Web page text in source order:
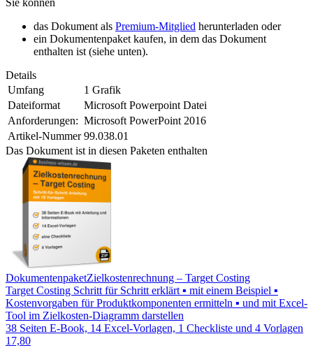
Sie können
das Dokument als Premium-Mitglied herunterladen oder
ein Dokumentenpaket kaufen, in dem das Dokument
enthalten ist (siehe unten).
Details
Umfang
1 Grafik
Dateiformat
Microsoft Powerpoint Datei
Anforderungen: Microsoft PowerPoint 2016
Artikel-Nummer 99.038.01
Das Dokument ist in diesen Paketen enthalten
DokumentenpaketZielkostenrechnung – Target Costing
Target Costing Schritt für Schritt erklärt ▪ mit einem Beispiel ▪
Kostenvorgaben für Produktkomponenten ermitteln ▪ und mit Excel-
Tool im Zielkosten-Diagramm darstellen
38 Seiten E-Book, 14 Excel-Vorlagen, 1 Checkliste und 4 Vorlagen
17,80